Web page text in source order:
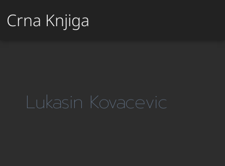
Crna Knjiga
Lukasin Kovacevic